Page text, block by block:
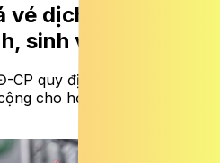
vé dịch vụ công
sinh viên
CP quy định về việc sẽ miễn,
cho học sinh, sinh viên